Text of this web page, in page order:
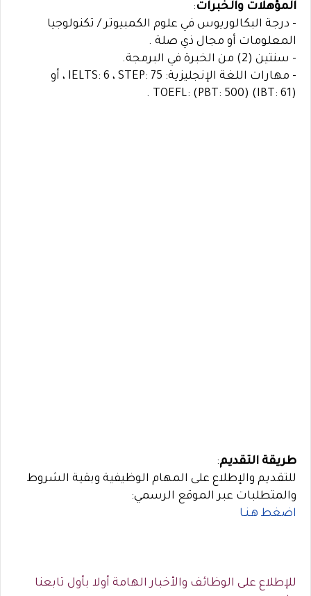
المؤهلات والخبرات:
- درجة البكالوريوس في علوم الكمبيوتر / تكنولوجيا
المعلومات أو مجال ذي صلة .
- سنتين (2) من الخبرة في البرمجة.
- مهارات اللغة الإنجليزية: IELTS: 6 ، STEP: 75 ، أو
TOEFL: (PBT: 500) (IBT: 61) .
طريقة التقديم:
للتقديم والإطلاع على المهام الوظيفية وبقية الشروط
والمتطلبات عبر الموقع الرسمي:
اضغط هـنـا
للإطلاع على الوظائف والأخبار الهامة أولا بأول تابعنا